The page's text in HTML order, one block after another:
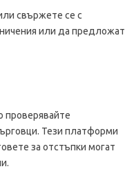
свържете се с
или да предложат
проверявайте
Тези платформи
за отстъпки могат